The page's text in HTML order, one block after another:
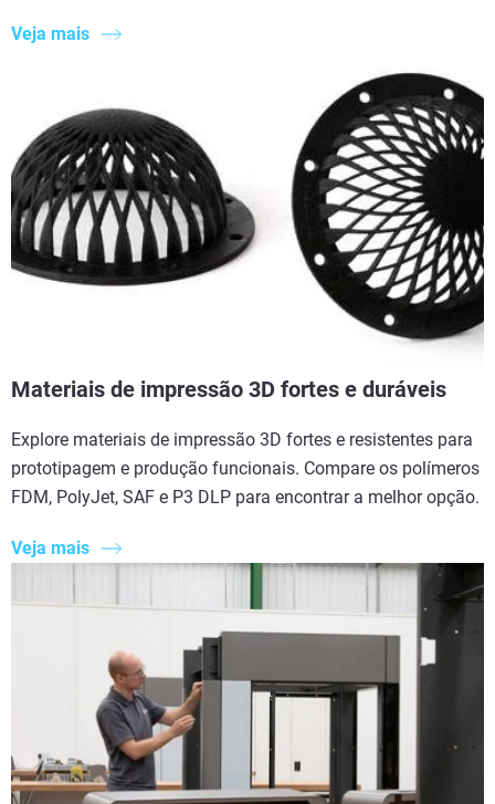
Veja mais
Materiais de impressão 3D fortes e duráveis
Explore materiais de impressão 3D fortes e resistentes para
prototipagem e produção funcionais. Compare os polímeros
FDM, PolyJet, SAF e P3 DLP para encontrar a melhor opção.
Veja mais